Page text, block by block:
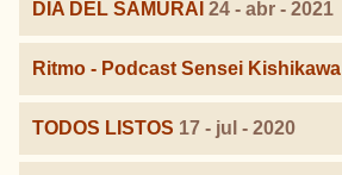
DÍA DEL SAMURAI 24 - abr - 2021
Ritmo - Podcast Sensei Kishikawa
TODOS LISTOS 17 - jul - 2020